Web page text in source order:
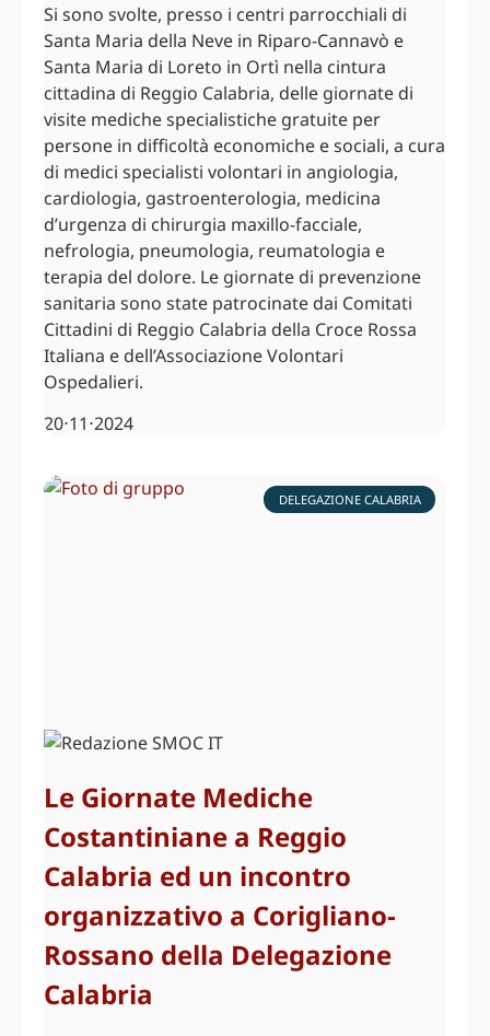
Si sono svolte, presso i centri parrocchiali di
Santa Maria della Neve in Riparo-Cannavò e
Santa Maria di Loreto in Ortì nella cintura
cittadina di Reggio Calabria, delle giornate di
visite mediche specialistiche gratuite per
persone in difficoltà economiche e sociali, a cura
di medici specialisti volontari in angiologia,
cardiologia, gastroenterologia, medicina
d’urgenza di chirurgia maxillo-facciale,
nefrologia, pneumologia, reumatologia e
terapia del dolore. Le giornate di prevenzione
sanitaria sono state patrocinate dai Comitati
Cittadini di Reggio Calabria della Croce Rossa
Italiana e dell’Associazione Volontari
Ospedalieri.
20⋅11⋅2024
DELEGAZIONE CALABRIA
Le Giornate Mediche
Costantiniane a Reggio
Calabria ed un incontro
organizzativo a Corigliano-
Rossano della Delegazione
Calabria